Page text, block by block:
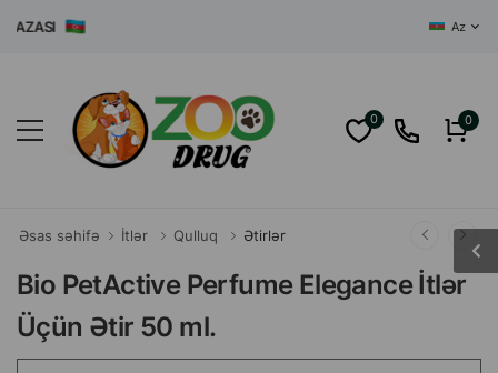
Az
0 0
Əsas səhifə İtlər Qulluq Ətirlər
Bio PetActive Perfume Elegance İtlər
Üçün Ətir 50 ml.